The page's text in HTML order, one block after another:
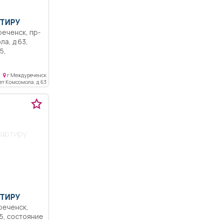
д 63,
окна,
не
и
школы
г Междуреченск
Комсомола, д 63